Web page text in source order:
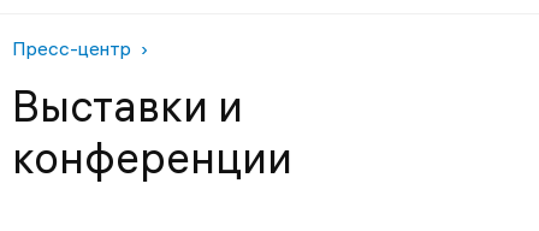
Пресс-центр
Выставки и
конференции